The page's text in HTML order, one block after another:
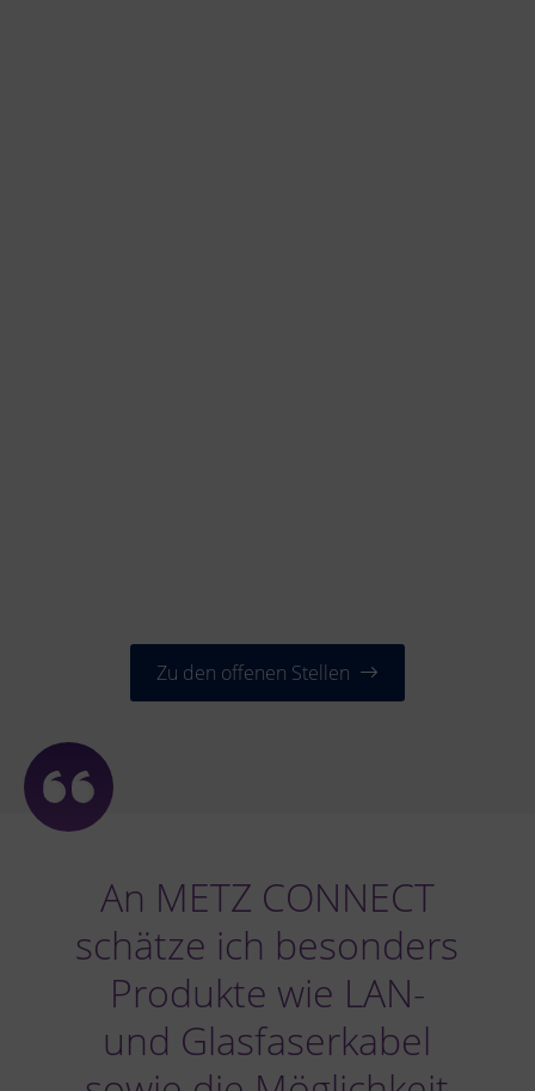
Zu den offenen Stellen
An METZ CONNECT
schätze ich besonders
Produkte wie LAN-
und Glasfaserkabel